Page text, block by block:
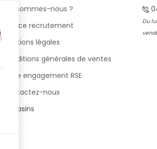
Qui sommes-nous ?
Espace recrutement
Mentions légales
Conditions générales de ventes
Notre engagement RSE
Contactez-nous
Magasins
Du